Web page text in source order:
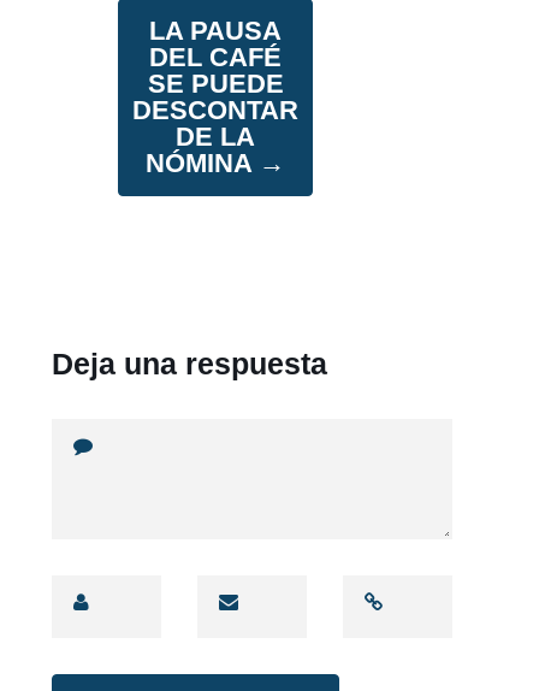
LA PAUSA
DEL CAFÉ
SE PUEDE
DESCONTAR
DE LA
NÓMINA →
Deja una respuesta